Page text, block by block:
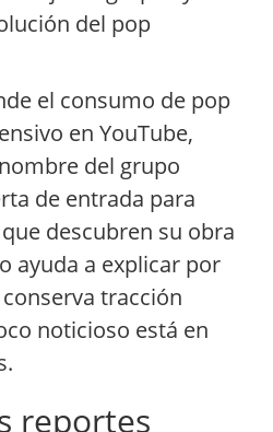
del pop
el consumo de pop
en YouTube,
del grupo
de entrada para
descubren su obra
ayuda a explicar por
tracción
noticioso está en
reportes